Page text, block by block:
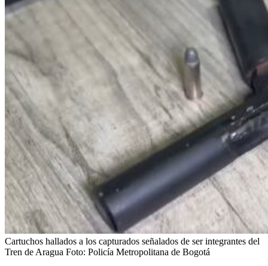
Cartuchos hallados a los capturados señalados de ser integrantes del
Tren de Aragua Foto: Policía Metropolitana de Bogotá